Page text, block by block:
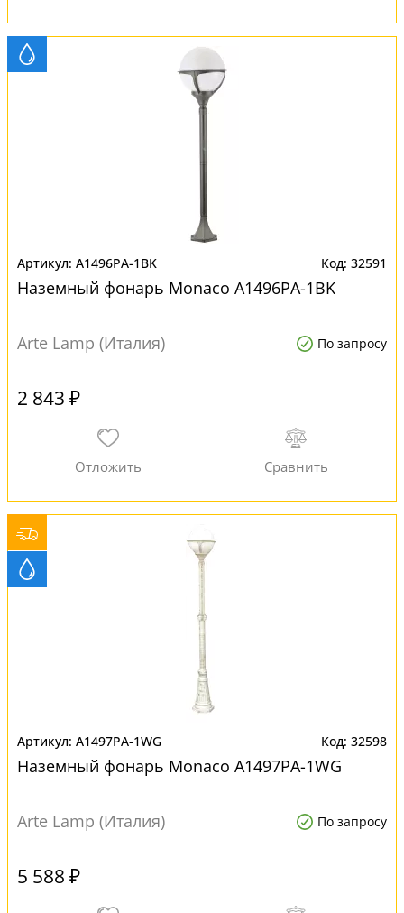
A1496PA-1BK 32591
Наземный фонарь Monaco A1496PA-1BK
Arte Lamp (Италия) По запросу
2 843 ₽
A1497PA-1WG 32598
Наземный фонарь Monaco A1497PA-1WG
Arte Lamp (Италия) По запросу
5 588 ₽